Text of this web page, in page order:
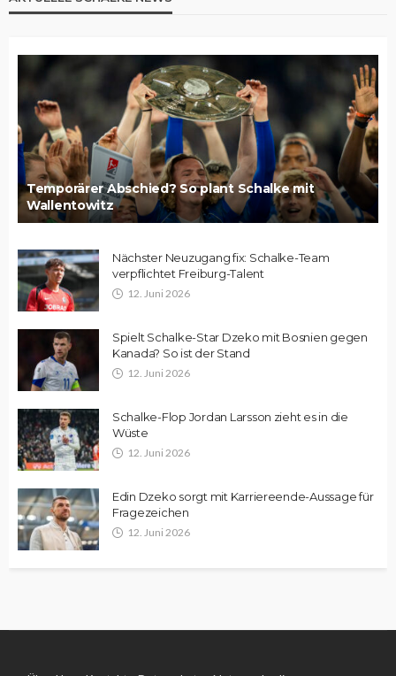
Temporärer Abschied? So plant Schalke mit
Wallentowitz
Nächster Neuzugang fix: Schalke-Team
verpflichtet Freiburg-Talent
12. Juni 2026
Spielt Schalke-Star Dzeko mit Bosnien gegen
Kanada? So ist der Stand
12. Juni 2026
Schalke-Flop Jordan Larsson zieht es in die
Wüste
12. Juni 2026
Edin Dzeko sorgt mit Karriereende-Aussage für
Fragezeichen
12. Juni 2026